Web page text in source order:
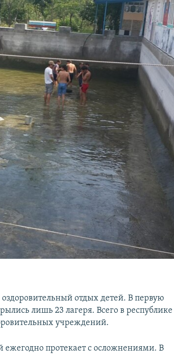
отдых детей. В первую
лишь 23 лагеря. Всего в республике
учреждений.
ежегодно протекает с осложнениями. В